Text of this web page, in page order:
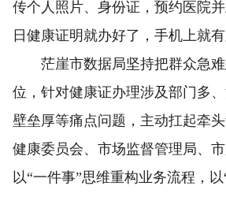
传个人照片、身份证，预约医院
日健康证明就办好了，手机上就
茫崖市数据局坚持把群众急难
位，针对健康证办理涉及部门多
壁垒厚等痛点问题，主动扛起牵
健康委员会、市场监督管理局、
以“一件事”思维重构业务流程，